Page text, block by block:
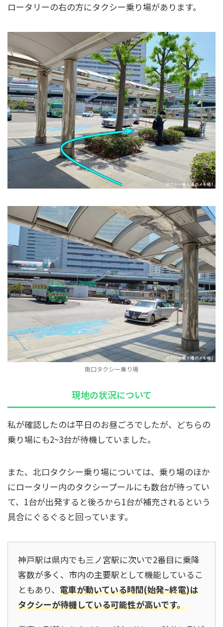
ロータリーの右の方にタクシー乗り場があります。
南口タクシー乗り場
現地の状況について
私が確認したのは平日のお昼ごろでしたが、どちらの
乗り場にも2~3台が待機していました。
また、北口タクシー乗り場については、乗り場のほか
にロータリー内のタクシープールにも数台が待ってい
て、1台が出発すると後ろから1台が補充されるという
具合にぐるぐると回っています。
神戸駅は県内でも三ノ宮駅に次いで2番目に乗降
客数が多く、市内の主要駅として機能しているこ
ともあり、 電車が動いている時間(始発~終電)は
タクシーが待機している可能性が高いです。